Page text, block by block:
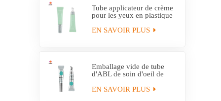
Tube applicateur de crème
pour les yeux en plastique
EN SAVOIR PLUS
Emballage vide de tube
d'ABL de soin d'oeil de
de massage
EN SAVOIR PLUS